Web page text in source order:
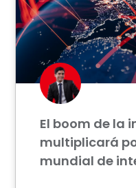
El boom de la
multiplicará
mundial de